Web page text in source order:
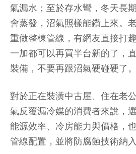
氣漏水；至於存水彎，冬天長
會蒸發，沼氣照樣能鑽上來。
重做整棟管線，有網友直接打
一加都可以再買半台新的了，
裝備，不要再跟沼氣硬碰硬了。
對於正在裝潢中古屋、住在老
氣反覆漏冷媒的消費者來說，
能源效率、冷房能力與價格，
管線配置，並將防腐蝕技術納入